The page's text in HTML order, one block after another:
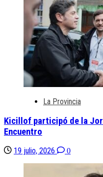
La Provincia
Kicillof participó de la
Encuentro
19 julio, 2026 0